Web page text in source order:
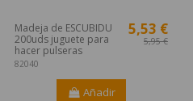
Madeja de ESCUBIDU
200uds juguete para
hacer pulseras
82040
5,53 €
5,95 €
Añadir